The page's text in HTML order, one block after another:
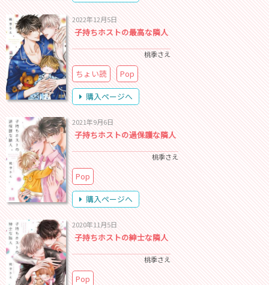
2022年12月5日
子持ちホストの最高な隣人
桃季さえ
ちょい読
Pop
購入ページへ
2021年9月6日
子持ちホストの過保護な隣人
桃季さえ
Pop
購入ページへ
2020年11月5日
子持ちホストの紳士な隣人
桃季さえ
Pop